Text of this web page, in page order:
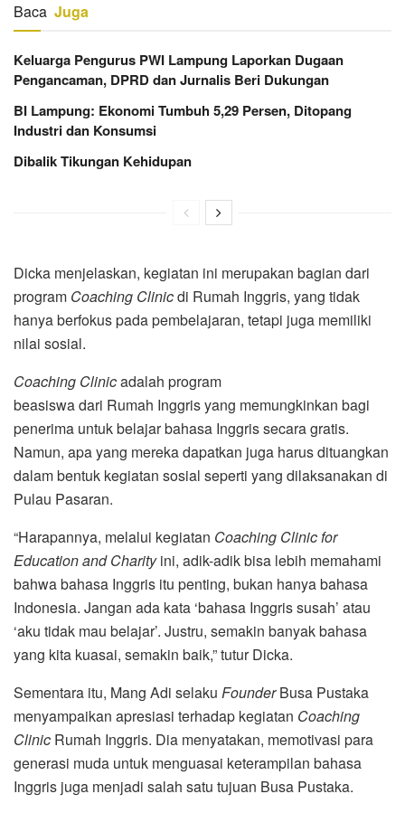
Baca Juga
Keluarga Pengurus PWI Lampung Laporkan Dugaan
Pengancaman, DPRD dan Jurnalis Beri Dukungan
BI Lampung: Ekonomi Tumbuh 5,29 Persen, Ditopang
Industri dan Konsumsi
Dibalik Tikungan Kehidupan
Dicka menjelaskan, kegiatan ini merupakan bagian dari
program Coaching Clinicdi Rumah Inggris, yang tidak
hanya berfokus pada pembelajaran, tetapi juga memiliki
nilai sosial.
Coaching Clinicadalah program
beasiswa dari Rumah Inggris yang memungkinkan bagi
penerima untuk belajar bahasa Inggris secara gratis.
Namun, apa yang mereka dapatkan juga harus dituangkan
dalam bentuk kegiatan sosial seperti yang dilaksanakan di
Pulau Pasaran.
“Harapannya, melalui kegiatan Coaching Clinic for
Education and Charityini, adik-adik bisa lebih memahami
bahwa bahasa Inggris itu penting, bukan hanya bahasa
Indonesia. Jangan ada kata ‘bahasa Inggris susah’ atau
‘aku tidak mau belajar’. Justru, semakin banyak bahasa
yang kita kuasai, semakin baik,” tutur Dicka.
Sementara itu, Mang Adi selaku FounderBusa Pustaka
menyampaikan apresiasi terhadap kegiatan Coaching
Clinic Rumah Inggris. Dia menyatakan, memotivasi para
generasi muda untuk menguasai keterampilan bahasa
Inggris juga menjadi salah satu tujuan Busa Pustaka.